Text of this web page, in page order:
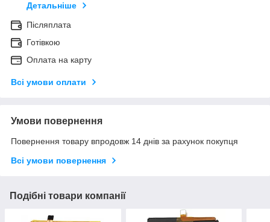
Детальніше
Післяплата
Готівкою
Оплата на карту
Всі умови оплати
Умови повернення
Повернення товару впродовж 14 днів за рахунок покупця
Всі умови повернення
Подібні товари компанії